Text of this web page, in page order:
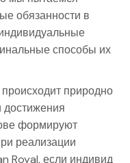
обязанности в
способы их
природно
достижения
формируют
реализации
Royal, если индивид